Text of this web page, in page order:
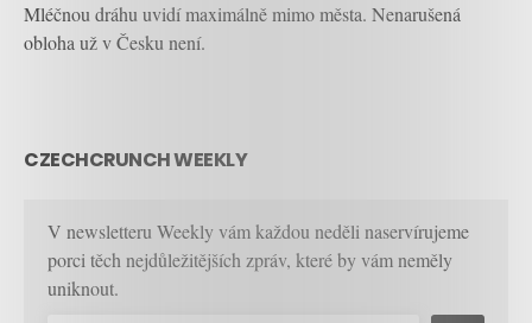
Mléčnou dráhu uvidí maximálně mimo města. Nenarušená
obloha už v Česku není.
CZECHCRUNCH WEEKLY
V newsletteru Weekly vám každou neděli naservírujeme
porci těch nejdůležitějších zpráv, které by vám neměly
uniknout.